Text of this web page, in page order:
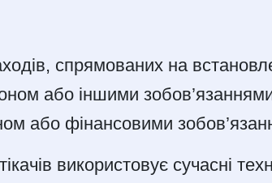
спрямованих на
або іншими
або фінансовими
використовує сучасні